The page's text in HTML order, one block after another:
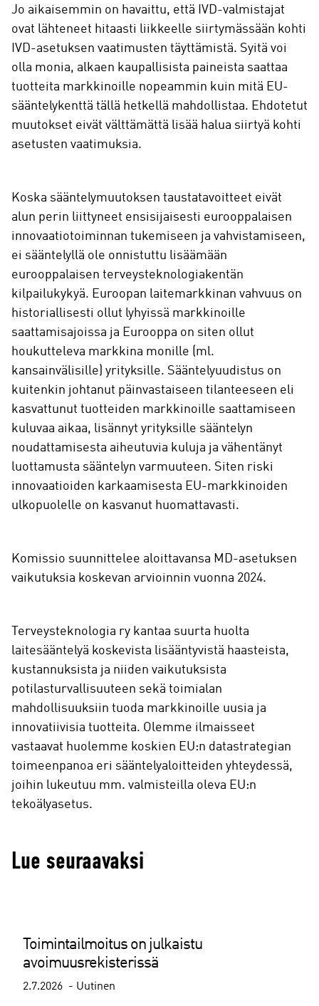
Jo aikaisemmin on havaittu, että IVD-valmistajat
ovat lähteneet hitaasti liikkeelle siirtymässään kohti
IVD-asetuksen vaatimusten täyttämistä. Syitä voi
olla monia, alkaen kaupallisista paineista saattaa
tuotteita markkinoille nopeammin kuin mitä EU-
sääntelykenttä tällä hetkellä mahdollistaa. Ehdotetut
muutokset eivät välttämättä lisää halua siirtyä kohti
asetusten vaatimuksia.
Koska sääntelymuutoksen taustatavoitteet eivät
alun perin liittyneet ensisijaisesti eurooppalaisen
innovaatiotoiminnan tukemiseen ja vahvistamiseen,
ei sääntelyllä ole onnistuttu lisäämään
eurooppalaisen terveysteknologiakentän
kilpailukykyä. Euroopan laitemarkkinan vahvuus on
historiallisesti ollut lyhyissä markkinoille
saattamisajoissa ja Eurooppa on siten ollut
houkutteleva markkina monille (ml.
kansainvälisille) yrityksille. Sääntelyuudistus on
kuitenkin johtanut päinvastaiseen tilanteeseen eli
kasvattunut tuotteiden markkinoille saattamiseen
kuluvaa aikaa, lisännyt yrityksille sääntelyn
noudattamisesta aiheutuvia kuluja ja vähentänyt
luottamusta sääntelyn varmuuteen. Siten riski
innovaatioiden karkaamisesta EU-markkinoiden
ulkopuolelle on kasvanut huomattavasti.
Komissio suunnittelee aloittavansa MD-asetuksen
vaikutuksia koskevan arvioinnin vuonna 2024.
Terveysteknologia ry kantaa suurta huolta
laitesääntelyä koskevista lisääntyvistä haasteista,
kustannuksista ja niiden vaikutuksista
potilasturvallisuuteen sekä toimialan
mahdollisuuksiin tuoda markkinoille uusia ja
innovatiivisia tuotteita. Olemme ilmaisseet
vastaavat huolemme koskien EU:n datastrategian
toimeenpanoa eri sääntelyaloitteiden yhteydessä,
joihin lukeutuu mm. valmisteilla oleva EU:n
tekoälyasetus.
Lue seuraavaksi
Toimintailmoitus on julkaistu
avoimuusrekisterissä
2.7.2026 Uutinen